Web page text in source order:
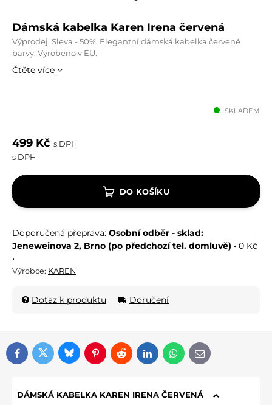
Dámská kabelka Karen Irena červená
Výprodej. Sleva - 50%. Elegantní dámská kabelka červené
barvy. Vyrobeno v EU.
Čtěte více
SKLADEM
499 Kčs DPH
s DPH
DO KOŠÍKU
Osobní odběr - sklad:
Jeneweinova 2, Brno (po předchozí tel. domluvě) •0 Kč
•
Výrobce: KAREN
Dotaz k produktu Doručení
FacebookTwitterBlueskyPinterestRedditLinkedInWhatsApp
E-mail
DÁMSKÁ KABELKA KAREN IRENA ČERVENÁ